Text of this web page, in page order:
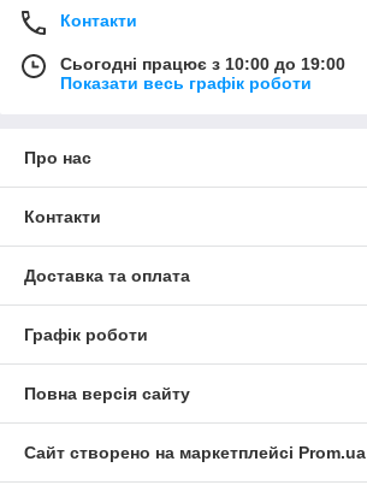
Контакти
Сьогодні працює з 10:00 до 19:00
Показати весь графік роботи
Про нас
Контакти
Доставка та оплата
Графік роботи
Повна версія сайту
Сайт створено на маркетплейсі Prom.ua